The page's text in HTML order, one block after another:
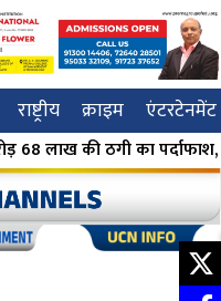
राष्ट्रीय क्राइम एंटरटेनमेंट
का पर्दाफाश, महिलाओं
Click to